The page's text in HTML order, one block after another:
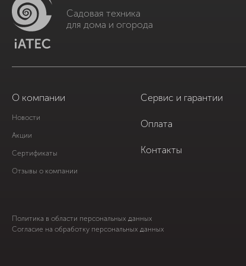
Садовая техника
для дома и огорода
О компании
Новости
Акции
Сертификаты
Отзывы о компании
Сервис и гарантии
Оплата
Контакты
Политика в области персональных данных
Согласие на обработку персональных данных